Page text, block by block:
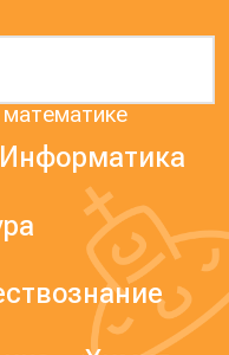
Информатика